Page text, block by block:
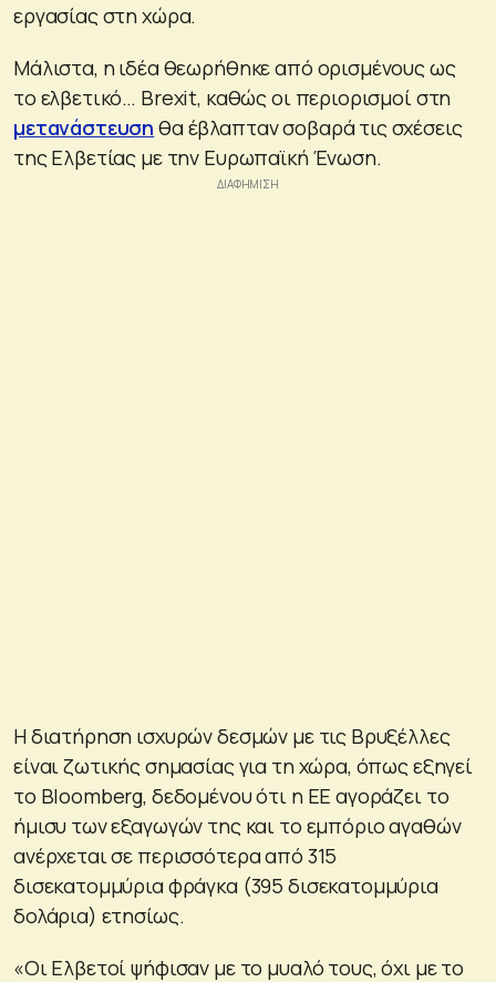
εργασίας στη χώρα.
Μάλιστα, η ιδέα θεωρήθηκε από ορισμένους ως
το ελβετικό… Brexit, καθώς οι περιορισμοί στη
μετανάστευση θα έβλαπταν σοβαρά τις σχέσεις
της Ελβετίας με την Ευρωπαϊκή Ένωση.
Η διατήρηση ισχυρών δεσμών με τις Βρυξέλλες
είναι ζωτικής σημασίας για τη χώρα, όπως εξηγεί
το Bloomberg, δεδομένου ότι η ΕΕ αγοράζει το
ήμισυ των εξαγωγών της και το εμπόριο αγαθών
ανέρχεται σε περισσότερα από 315
δισεκατομμύρια φράγκα (395 δισεκατομμύρια
δολάρια) ετησίως.
«Οι Ελβετοί ψήφισαν με το μυαλό τους, όχι με το